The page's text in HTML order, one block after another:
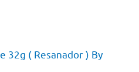
32g ( Resanador ) By